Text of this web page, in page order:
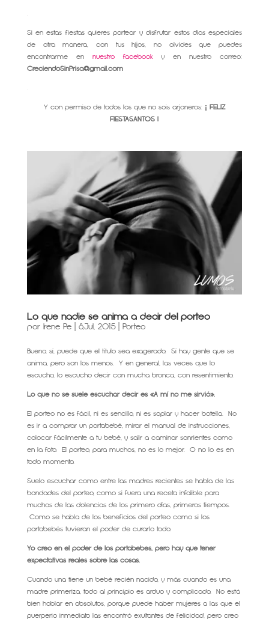
Si en estas fiestas quieres portear y disfrutar estos días especiales
de otra manera, con tus hijos, no olvides que puedes
encontrarme en nuestro facebooky en nuestro correo:
CreciendoSinPrisa@gmail.com
Y con permiso de todos los que no sois arjoneros:¡ FELIZ
FIESTASANTOS !
Lo que nadie se anima a decir del porteo
por Irene Pe| 8,Jul, 2015| Porteo
Bueno, sí, puede que el título sea exagerado. Sí hay gente que se
anima, pero son los menos. Y en general, las veces que lo
escucho, lo escucho decir con mucha bronca, con resentimiento.
Lo que no se suele escuchar decir es «A mí no me sirvió».
El porteo no es fácil, ni es sencillo, ni es soplar y hacer botella. No
es ir a comprar un portabebé, mirar el manual de instrucciones,
colocar fácilmente a tu bebé, y salir a caminar sonrientes como
en la foto. El porteo, para muchos, no es lo mejor. O no lo es en
todo momento.
Suelo escuchar como entre las madres recientes se habla de las
bondades del porteo, como si fuera una receta infalible para
muchos de las dolencias de los primero días, primeros tiempos.
Como se habla de los beneficios del porteo como si los
portabebés tuvieran el poder de curarlo todo.
Yo creo en el poder de los portabebés, pero hay que tener
expectativas reales sobre las cosas.
Cuando una tiene un bebé recién nacido, y más cuando es una
madre primeriza, todo al principio es arduo y complicado. No está
bien hablar en absolutos, porque puede haber mujeres a las que el
puerperio inmediato las encontró exultantes de felicidad, pero creo